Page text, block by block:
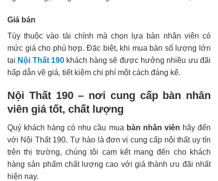
Giá bán
Tùy thuộc vào tài chính mà chọn lựa bàn nhân viên có
mức giá cho phù hợp. Đặc biệt, khi mua bàn số lượng lớn
tại Nội Thất 190 khách hàng sẽ được hưởng nhiều ưu đãi
hấp dẫn về giá, tiết kiệm chi phí một cách đáng kể.
Nội Thất 190 – nơi cung cấp bàn nhân
viên giá tốt, chất lượng
Quý khách hàng có nhu cầu mua bàn nhân viên hãy đến
với Nội Thất 190. Tự hào là đơn vị cung cấp nội thất uy tín
trên thị trường, chúng tôi cam kết mang đến cho khách
hàng sản phẩm chất lượng cao với giá thành ưu đãi nhất
hiện nay.